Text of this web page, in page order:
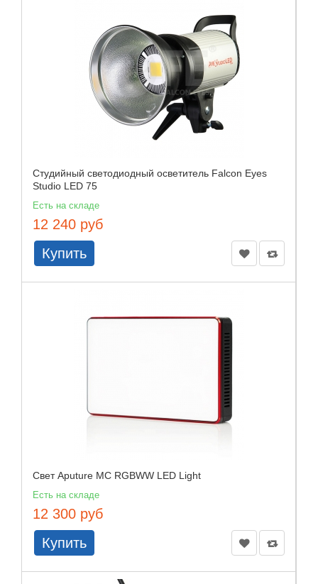
Студийный светодиодный осветитель Falcon Eyes
Studio LED 75
Есть на складе
12 240 руб
Купить
Свет Aputure MC RGBWW LED Light
Есть на складе
12 300 руб
Купить